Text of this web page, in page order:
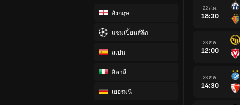
อังกฤษ
แชมเปี้ยนส์ลีก
สเปน
อิตาลี
เยอรมนี
22 ส.ค.
18:30
23 ส.ค.
12:00
23 ส.ค.
14:30